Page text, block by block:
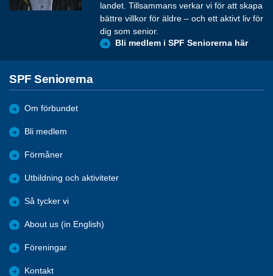
landet. Tillsammans verkar vi för att skapa
bättre villkor för äldre – och ett aktivt liv för
dig som senior.
Bli medlem i SPF Seniorerna här
SPF Seniorerna
Om förbundet
Bli medlem
Förmåner
Utbildning och aktiviteter
Så tycker vi
About us (in English)
Föreningar
Kontakt